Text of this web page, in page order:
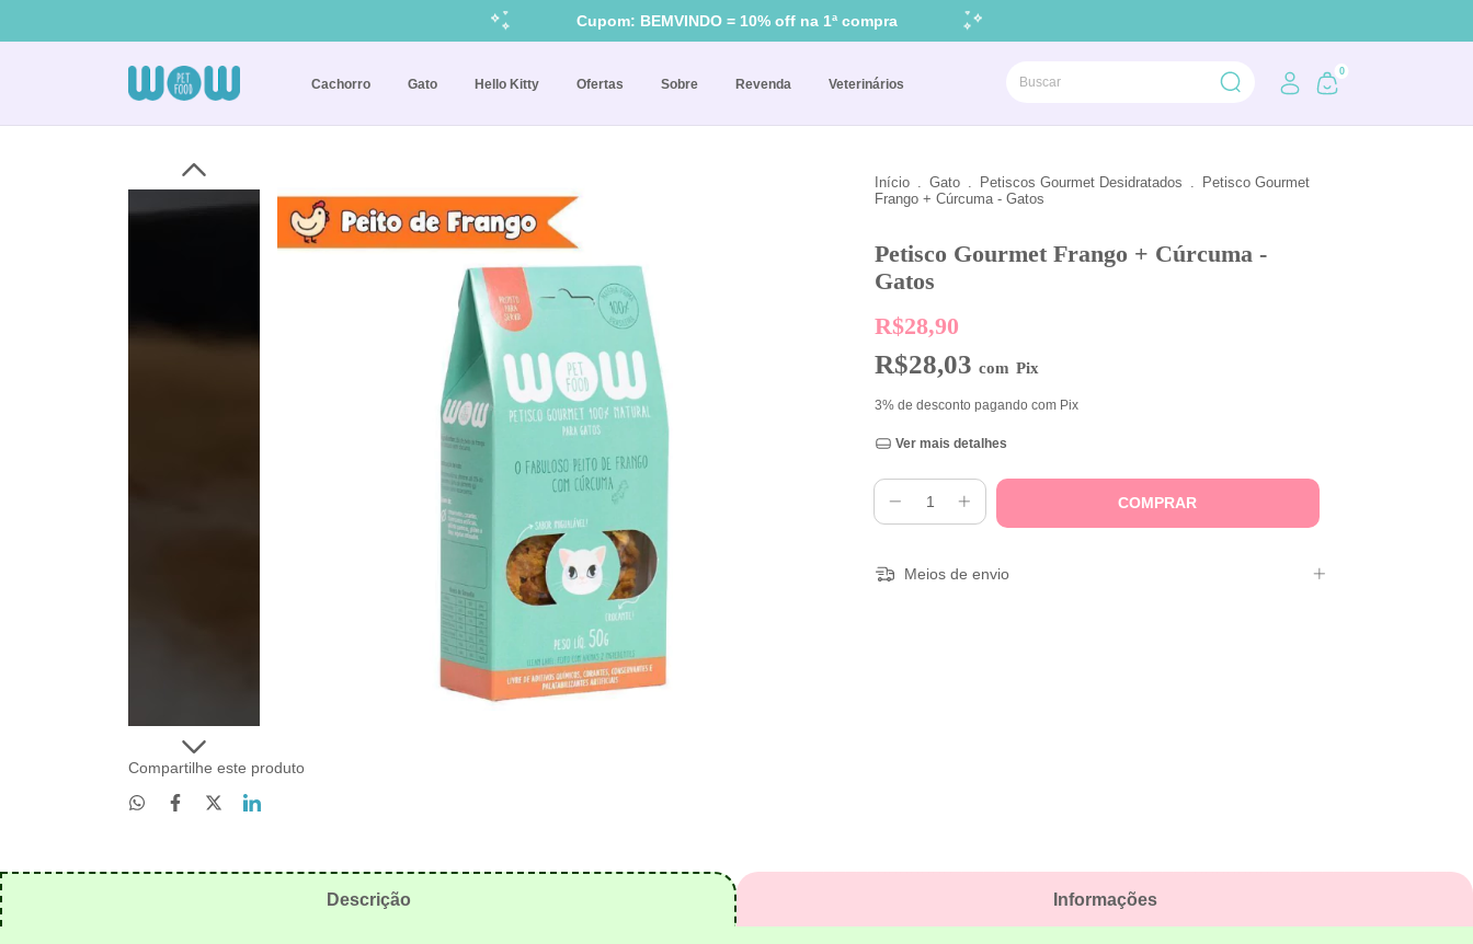
Cupom: BEMVINDO = 10% off na 1ª compra
Cachorro Gato Hello Kitty Ofertas Sobre Revenda Veterinários
0
Compartilhe este produto
Início . Gato . Petiscos Gourmet Desidratados .
Petisco Gourmet
Frango + Cúrcuma - Gatos
Petisco Gourmet Frango + Cúrcuma -
Gatos
R$28,90
R$28,03 com Pix
3% de desconto pagando com Pix
Ver mais detalhes
Meios de envio
Descrição Informações